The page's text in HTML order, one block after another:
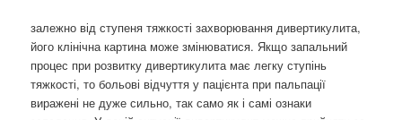
залежно від ступеня тяжкості захворювання дивертикулита,
його клінічна картина може змінюватися. Якщо запальний
процес при розвитку дивертикулита має легку ступінь
тяжкості, то больові відчуття у пацієнта при пальпації
виражені не дуже сильно, так само як і самі ознаки